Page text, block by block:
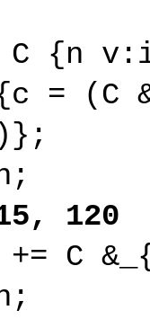
C {n
= (C
120
C